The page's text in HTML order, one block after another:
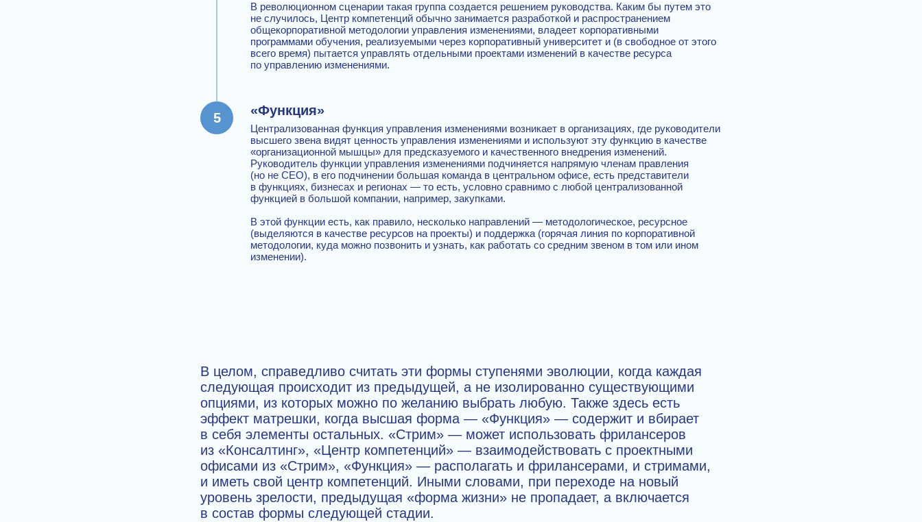
В революционном сценарии такая группа создается решением руководства. Каким бы путем это
не случилось, Центр компетенций обычно занимается разработкой и распространением
общекорпоративной методологии управления изменениями, владеет корпоративными
программами обучения, реализуемыми через корпоративный университет и (в свободное от этого
всего время) пытается управлять отдельными проектами изменений в качестве ресурса
по управлению изменениями.
«Функция»
Централизованная функция управления изменениями возникает в организациях, где руководители
высшего звена видят ценность управления изменениями и используют эту функцию в качестве
«организационной мышцы» для предсказуемого и качественного внедрения изменений.
Руководитель функции управления изменениями подчиняется напрямую членам правления
(но не СЕО), в его подчинении большая команда в центральном офисе, есть представители
в функциях, бизнесах и регионах — то есть, условно сравнимо с любой централизованной
функцией в большой компании, например, закупками.
В этой функции есть, как правило, несколько направлений — методологическое, ресурсное
(выделяются в качестве ресурсов на проекты) и поддержка (горячая линия по корпоративной
методологии, куда можно позвонить и узнать, как работать со средним звеном в том или ином
изменении).
В целом, справедливо считать эти формы ступенями эволюции, когда каждая
следующая происходит из предыдущей, а не изолированно существующими
опциями, из которых можно по желанию выбрать любую. Также здесь есть
эффект матрешки, когда высшая форма — «Функция» — содержит и вбирает
в себя элементы остальных. «Стрим» — может использовать фрилансеров
из «Консалтинг», «Центр компетенций» — взаимодействовать с проектными
офисами из «Стрим», «Функция» — располагать и фрилансерами, и стримами,
и иметь свой центр компетенций. Иными словами, при переходе на новый
уровень зрелости, предыдущая «форма жизни» не пропадает, а включается
в состав формы следующей стадии.